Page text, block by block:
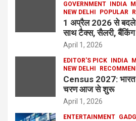
GOVERNMENT
INDIA
NEW DELHI
POPULAR
1 अप्रैल 2026 से बदले
साथ टैक्स, सैलरी,
April 1, 2026
EDITOR'S PICK INDIA
NEW DELHI
Census 2027:
चरण आज से शुरू
April 1, 2026
ENTERTAINMENT